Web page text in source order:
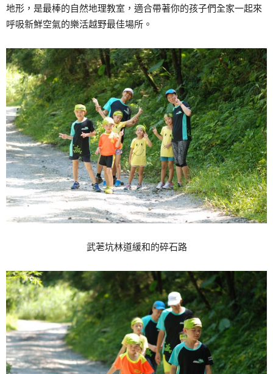
地形，是最棒的自然地理教室，適合帶著你的孩子們全家一起來
呼吸新鮮空氣的樂活越野最佳場所。
武荖坑林道緩和的碎石路